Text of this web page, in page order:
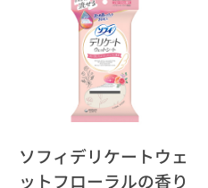
ソフィデリケートウェ
ットフローラルの香り